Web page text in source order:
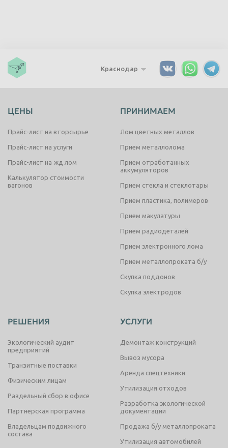
Краснодар
ЦЕНЫ
Прайс-лист на вторсырье
Прайс-лист на услуги
Прайс-лист на жд лом
Калькулятор стоимости
вагонов
ПРИНИМАЕМ
Лом цветных металлов
Прием металлолома
Прием отработанных
аккумуляторов
Прием стекла и стеклотары
Прием пластика, полимеров
Прием макулатуры
Прием радиодеталей
Прием электронного лома
Прием металлопроката б/у
Скупка поддонов
Скупка электродов
РЕШЕНИЯ
Экологический аудит
предприятий
Транзитные поставки
Физическим лицам
Раздельный сбор в офисе
Партнерская программа
Владельцам подвижного
состава
УСЛУГИ
Демонтаж конструкций
Вывоз мусора
Аренда спецтехники
Утилизация отходов
Разработка экологической
документации
Продажа б/у металлопроката
Утилизация автомобилей